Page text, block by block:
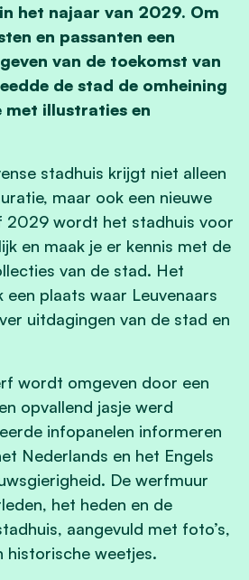
het najaar van 2029. Om
en passanten een
van de toekomst van
de stad de omheining
illustraties en
stadhuis krijgt niet alleen
maar ook een nieuwe
2029 wordt het stadhuis voor
en maak je er kennis met de
van de stad. Het
plaats waar Leuvenaars
uitdagingen van de stad en
wordt omgeven door een
opvallend jasje werd
infopanelen informeren
Nederlands en het Engels
De werfmuur
het heden en de
aangevuld met foto’s,
historische weetjes.